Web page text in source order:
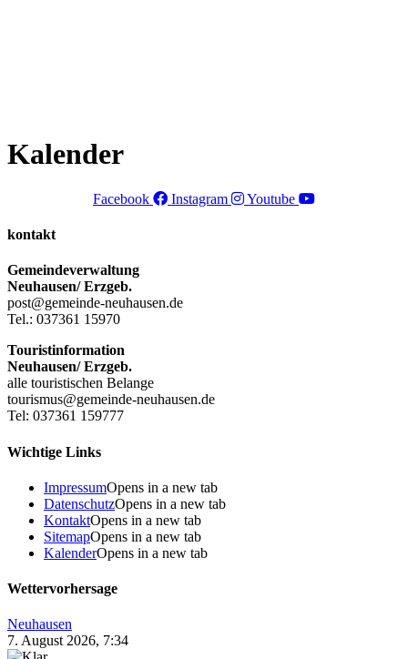
Kalender
Facebook Instagram Youtube
kontakt
Gemeindeverwaltung
Neuhausen/ Erzgeb.
post@gemeinde-neuhausen.de
Tel.: 037361 15970
Touristinformation
Neuhausen/ Erzgeb.
alle touristischen Belange
tourismus@gemeinde-neuhausen.de
Tel: 037361 159777
Wichtige Links
ImpressumOpens in a new tab
DatenschutzOpens in a new tab
KontaktOpens in a new tab
SitemapOpens in a new tab
KalenderOpens in a new tab
Wettervorhersage
Neuhausen
7. August 2026, 7:34